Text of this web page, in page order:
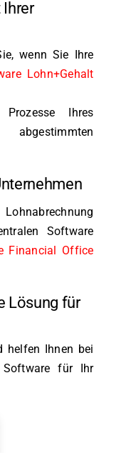
Ihrer
wenn Sie Ihre
Lohn+Gehalt
Ihres
Software
Financial Office
Lösung für
helfen Ihnen bei
Software für Ihr